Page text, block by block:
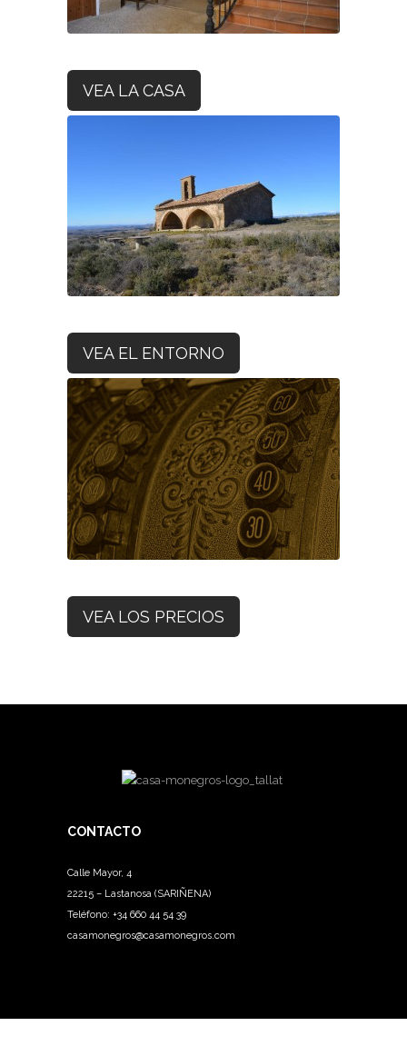
VEA LA CASA
VEA EL ENTORNO
VEA LOS PRECIOS
CONTACTO
Calle Mayor, 4
22215 – Lastanosa (SARIÑENA)
Teléfono: +34 660 44 54 39
casamonegros@casamonegros.com